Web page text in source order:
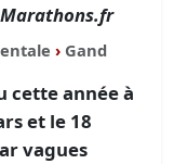
Marathons.fr
› Gand
cette année à
et le 18
vagues